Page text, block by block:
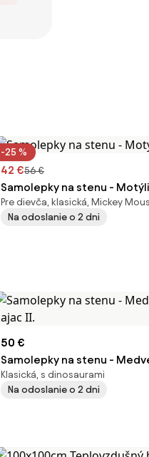
-25 %
42 €56 €
Samolepky na stenu -
Pre dievča, klasická, Mickey
Na odoslanie o 2 dni
50 €
Samolepky na stenu -
zajac II.
Klasická, s dinosaurami
Na odoslanie o 2 dni